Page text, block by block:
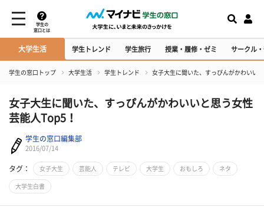
学生の
窓口とは
大学生活 学生トレンド 学生旅行 授業・履修・ゼミ サークル
学生の窓口トップ 大学生活 学生トレンド 女子大生に聞いた、すっぴんがかわいい
女子大生に聞いた、すっぴんがかわいいと思う女性
芸能人Top5！
学生の窓口編集部
2016/07/14
タグ： 女子大生 芸能人 テレビ 大学生 おもしろ ネタ
大学生白書